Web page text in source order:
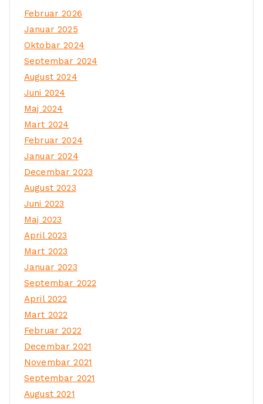
Februar 2026
Januar 2025
Oktobar 2024
Septembar 2024
August 2024
Juni 2024
Maj 2024
Mart 2024
Februar 2024
Januar 2024
Decembar 2023
August 2023
Juni 2023
Maj 2023
April 2023
Mart 2023
Januar 2023
Septembar 2022
April 2022
Mart 2022
Februar 2022
Decembar 2021
Novembar 2021
Septembar 2021
August 2021